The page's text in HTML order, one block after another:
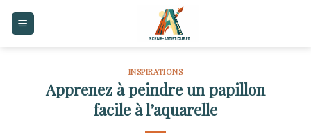
INSPIRATIONS
Apprenez à peindre un papillon
facile à l’aquarelle